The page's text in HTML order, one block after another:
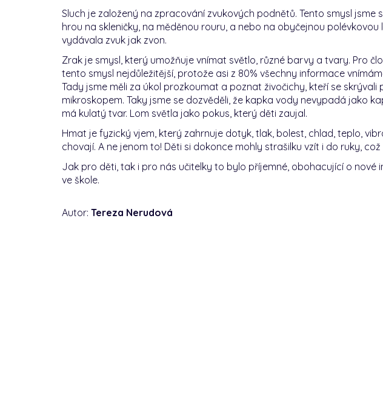
Sluch je založený na zpracování zvukových podnětů. Tento smysl jsme
hrou na skleničky, na měděnou rouru, a nebo na obyčejnou polévkovou
vydávala zvuk jak zvon.
Zrak je smysl, který umožňuje vnímat světlo, různé barvy a tvary. Pro
tento smysl nejdůležitější, protože asi z 80% všechny informace
Tady jsme měli za úkol prozkoumat a poznat živočichy, kteří se skrývali
mikroskopem. Taky jsme se dozvěděli, že kapka vody nevypadá jako
má kulatý tvar. Lom světla jako pokus, který děti zaujal.
Hmat je fyzický vjem, který zahrnuje dotyk, tlak, bolest, chlad, teplo,
chovají. A ne jenom to! Děti si dokonce mohly strašilku vzít i do ruky,
Jak pro děti, tak i pro nás učitelky to bylo příjemné, obohacující o
ve škole.
Autor: Tereza Nerudová